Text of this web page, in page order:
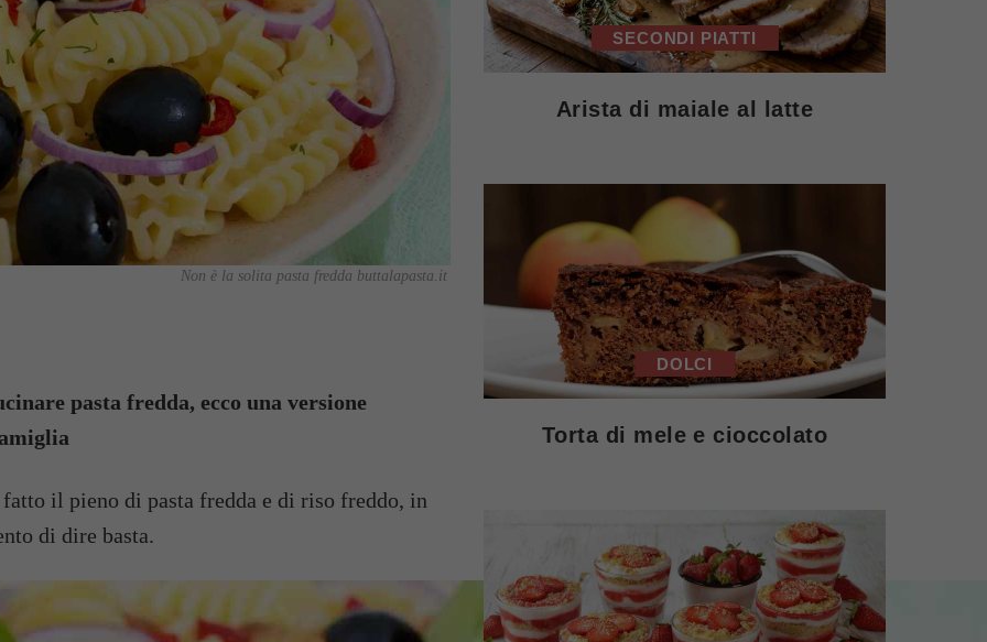
Non è la solita pasta fredda buttalapasta.it
pasta fredda, ecco una versione
il pieno di pasta fredda e di riso freddo, in
di dire basta.
SECONDI PIATTI
Arista di maiale al latte
DOLCI
Torta di mele e cioccolato